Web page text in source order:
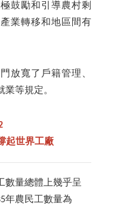
鼓勵和引導農村剩
業轉移和地區間有
放寬了戶籍管理、
等規定。
起世界工廠
數量總體上幾乎呈
年農民工數量為